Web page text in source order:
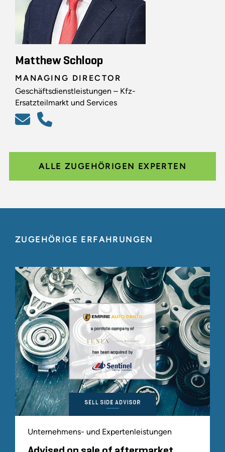
Matthew Schloop
MANAGING DIRECTOR
Geschäftsdienstleistungen – Kfz-
Ersatzteilmarkt und Services
ALLE ZUGEHÖRIGEN EXPERTEN
ZUGEHÖRIGE ERFAHRUNGEN
Unternehmens- und Expertenleistungen